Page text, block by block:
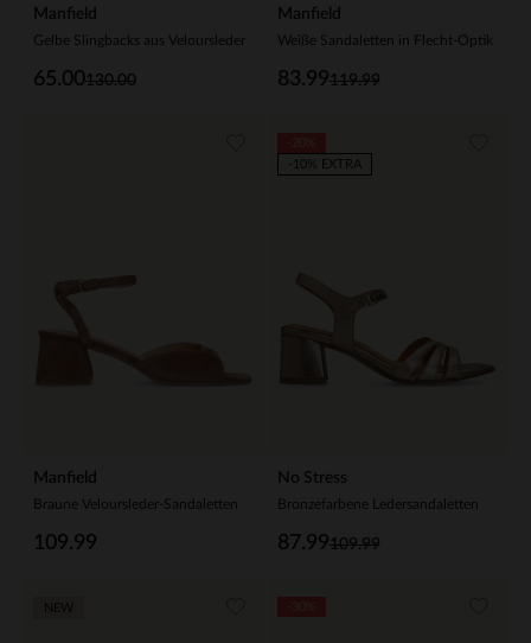
Manfield
Gelbe Slingbacks aus Veloursleder
130.00
65.00
Manfield
Weiße Sandaletten in Flecht-Optik
119.99
83.99
Manfield
Braune Veloursleder-Sandaletten
109.99
No Stress
Bronzefarbene Ledersandaletten
109.99
87.99
-10% EXTRA